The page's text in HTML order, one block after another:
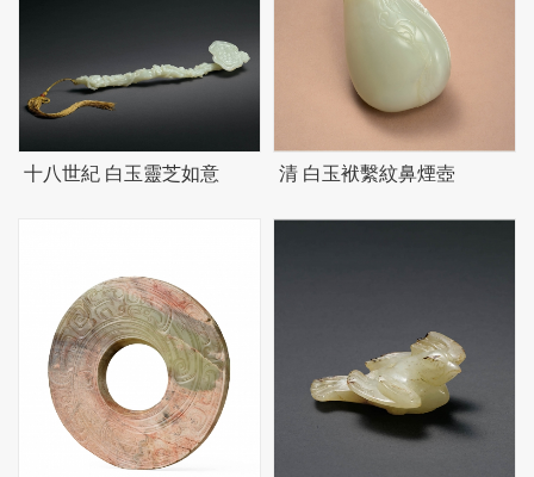
十八世紀 白玉靈芝如意 清 白玉袱繫紋鼻煙壺